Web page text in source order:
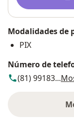
Modalidades de
PIX
Número de
(81) 99183...